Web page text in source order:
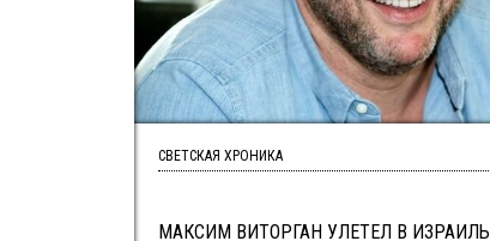
МАКСИМ ВИТОРГАН УЛЕТЕЛ В ИЗРАИЛЬ
СВЕТСКАЯ ХРОНИКА